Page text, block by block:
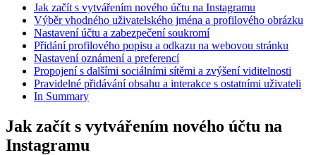
Jak začít s vytvářením nového účtu na Instagramu
Výběr vhodného uživatelského jména a profilového obrázku
Nastavení účtu a zabezpečení soukromí
Přidání profilového popisu a odkazu na webovou stránku
Nastavení oznámení a preferencí
Propojení s dalšími sociálními sítěmi a zvýšení viditelnosti
Pravidelné přidávání obsahu a interakce s ostatními uživateli
In Summary
Jak začít s vytvářením nového účtu na
Instagramu